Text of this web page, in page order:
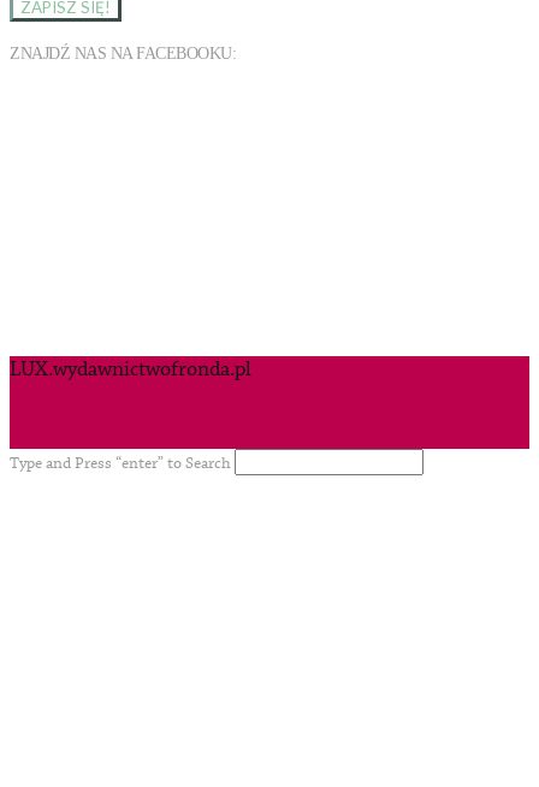
ZNAJDŹ NAS NA FACEBOOKU:
LUX.wydawnictwofronda.pl
Type and Press “enter” to Search